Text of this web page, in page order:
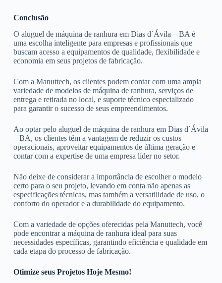
Conclusão
O aluguel de máquina de ranhura em Dias d`Ávila – BA é
uma escolha inteligente para empresas e profissionais que
buscam acesso a equipamentos de qualidade, flexibilidade e
economia em seus projetos de fabricação.
Com a Manuttech, os clientes podem contar com uma ampla
variedade de modelos de máquina de ranhura, serviços de
entrega e retirada no local, e suporte técnico especializado
para garantir o sucesso de seus empreendimentos.
Ao optar pelo aluguel de máquina de ranhura em Dias d`Ávila
– BA, os clientes têm a vantagem de reduzir os custos
operacionais, aproveitar equipamentos de última geração e
contar com a expertise de uma empresa líder no setor.
Não deixe de considerar a importância de escolher o modelo
certo para o seu projeto, levando em conta não apenas as
especificações técnicas, mas também a versatilidade de uso, o
conforto do operador e a durabilidade do equipamento.
Com a variedade de opções oferecidas pela Manuttech, você
pode encontrar a máquina de ranhura ideal para suas
necessidades específicas, garantindo eficiência e qualidade em
cada etapa do processo de fabricação.
Otimize seus Projetos Hoje Mesmo!